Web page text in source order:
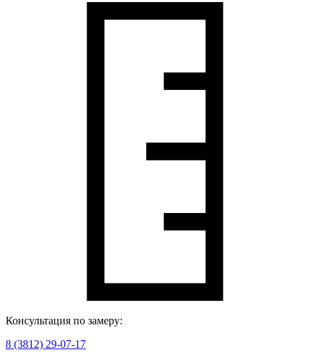
Консультация по замеру:
8 (3812) 29-07-17